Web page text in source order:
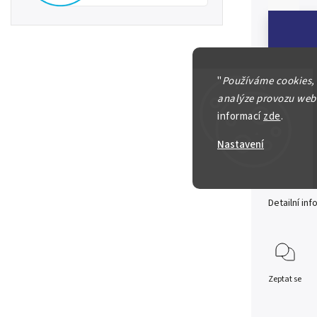
"Používáme
analýze provozu
informacízde.
Nastavení
Lupa
Detailní
Zeptat se